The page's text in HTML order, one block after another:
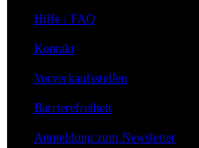
Hilfe / FAQ
Kontakt
Vorverkaufsstellen
Barrierefreiheit
Anmeldung zum Newsletter